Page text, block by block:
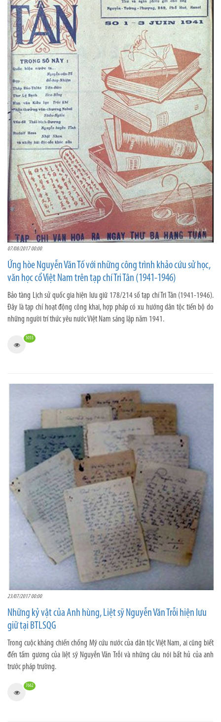
07/08/2017 00:00
Ứng hòe Nguyễn Văn Tố với những công trình khảo cứu sử học,
văn học cổ Việt Nam trên tạp chí Tri Tân (1941-1946)
Bảo tàng Lịch sử quốc gia hiện lưu giữ 178/214 số tạp chí Tri Tân (1941-1946).
Đây là tạp chí hoạt động công khai, hợp pháp có xu hướng dân tộc tiến bộ do
những người trí thức yêu nước Việt Nam sáng lập năm 1941.
5055
23/07/2017 00:00
Những kỷ vật của Anh hùng, Liệt sỹ Nguyễn Văn Trỗi hiện lưu
giữ tại BTLSQG
Trong cuộc kháng chiến chống Mỹ cứu nước của dân tộc Việt Nam, ai cũng biết
đến tấm gương của liệt sỹ Nguyễn Văn Trỗi và những câu nói bất hủ của anh
trước pháp trường.
7662